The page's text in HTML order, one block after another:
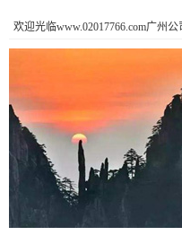
欢迎光临www.02017766.com广州